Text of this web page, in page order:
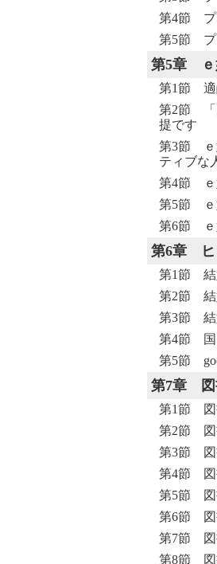
第4節 プ
第5節 プ
第5章
第1節 適
第2節 「
提です
第3節 ｅ
ティブな
第4節 ｅ
第5節 ｅ
第6節 ｅ
第6章
第1節 結
第2節 結
第3節 結
第4節 国
第5節
第7章
第1節 図
第2節 図
第3節 図
第4節 図
第5節 図
第6節 図
第7節 図
第8節 図